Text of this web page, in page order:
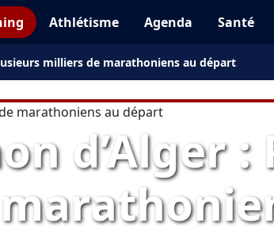
Athlétisme Agenda Santé
milliers de marathoniens au départ
d’Alger :